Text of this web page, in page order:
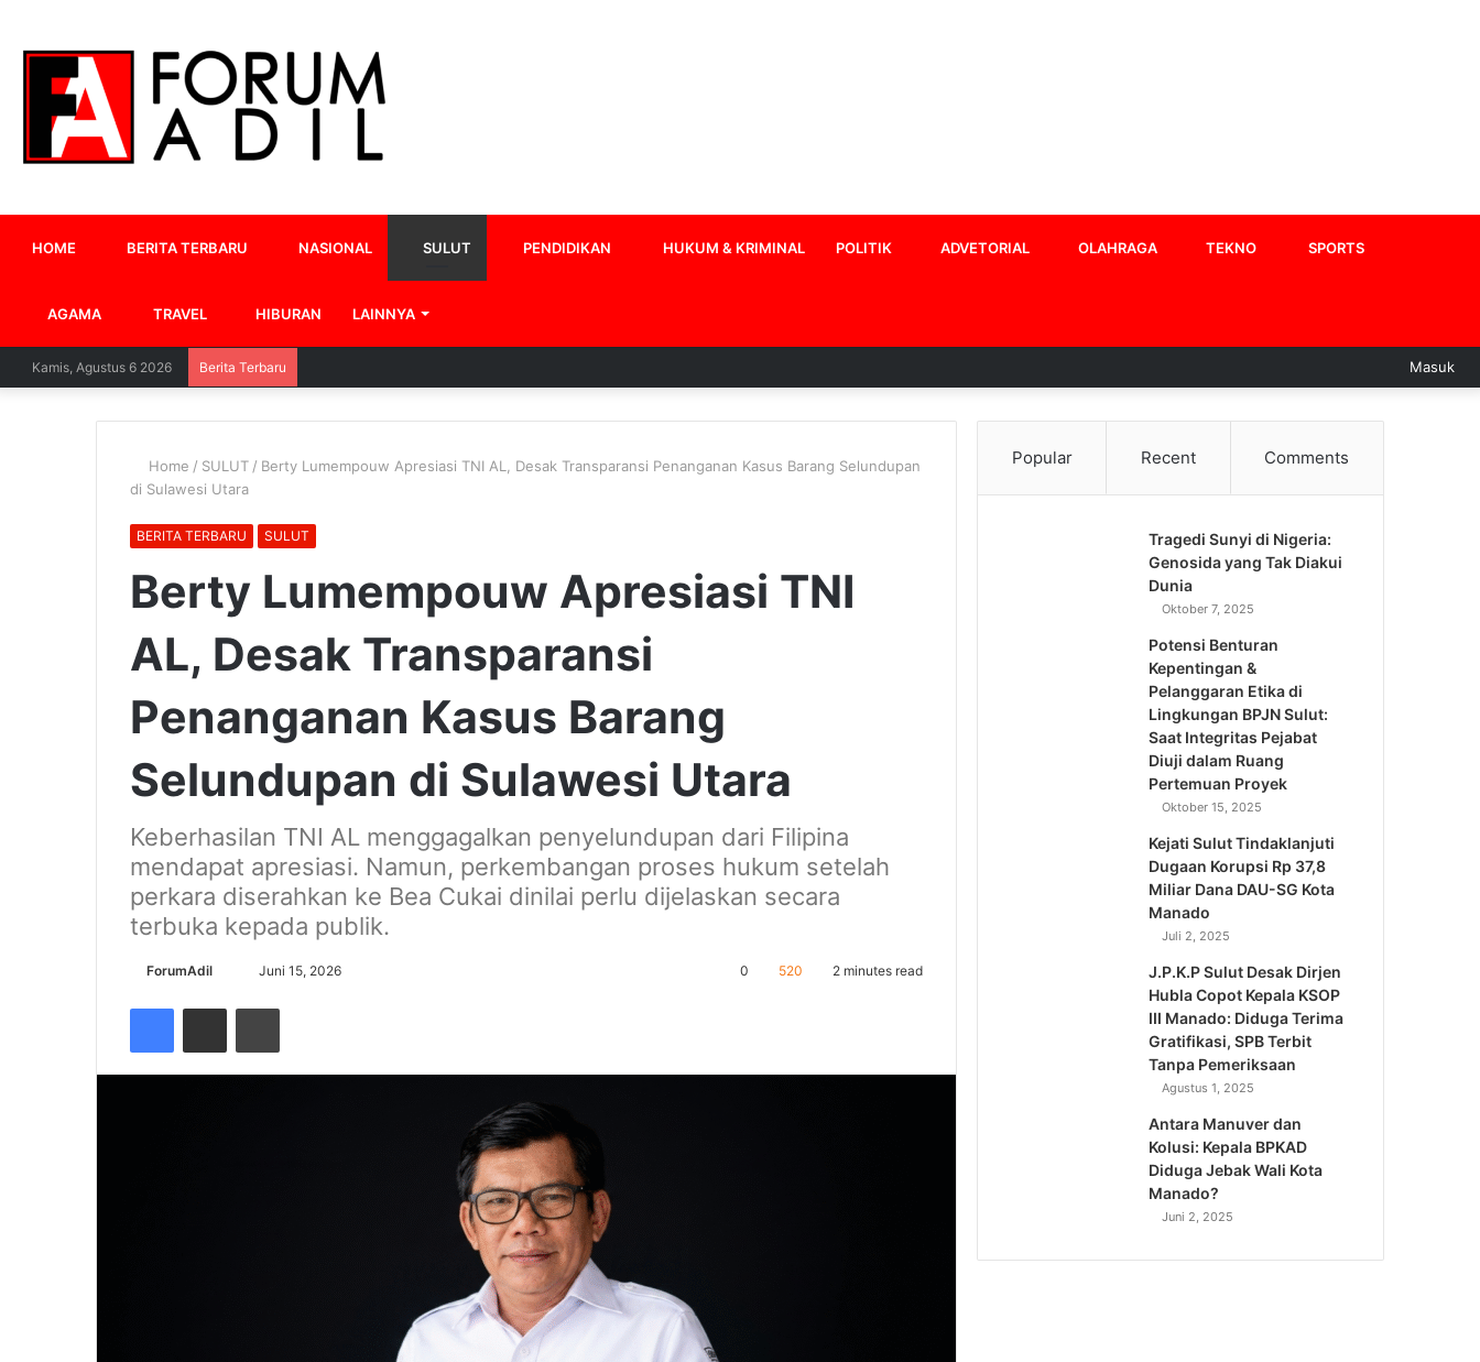
HOME BERITA TERBARU NASIONAL SULUT PENDIDIKAN HUKUM & KRIMINAL POLITIK ADVETORIAL OLAHRAGA TEKNO SPORTS
AGAMA TRAVEL HIBURAN LAINNYA
Kamis, Agustus 6 2026 Berita Terbaru Masuk
Home / SULUT / Berty Lumempouw Apresiasi TNI AL, Desak Transparansi Penanganan Kasus Barang Selundupan
di Sulawesi Utara
BERITA TERBARU SULUT
Berty Lumempouw Apresiasi TNI
AL, Desak Transparansi
Penanganan Kasus Barang
Selundupan di Sulawesi Utara
Keberhasilan TNI AL menggagalkan penyelundupan dari Filipina
mendapat apresiasi. Namun, perkembangan proses hukum setelah
perkara diserahkan ke Bea Cukai dinilai perlu dijelaskan secara
terbuka kepada publik.
ForumAdil Juni 15, 2026 0 520 2 minutes read
FacebookShare via Email Cetak
Popular Recent Comments
Tragedi Sunyi di Nigeria:
Genosida yang Tak Diakui
Dunia
Oktober 7, 2025
Potensi Benturan
Kepentingan &
Pelanggaran Etika di
Lingkungan BPJN Sulut:
Saat Integritas Pejabat
Diuji dalam Ruang
Pertemuan Proyek
Oktober 15, 2025
Kejati Sulut Tindaklanjuti
Dugaan Korupsi Rp 37,8
Miliar Dana DAU-SG Kota
Manado
Juli 2, 2025
J.P.K.P Sulut Desak Dirjen
Hubla Copot Kepala KSOP
III Manado: Diduga Terima
Gratifikasi, SPB Terbit
Tanpa Pemeriksaan
Agustus 1, 2025
Antara Manuver dan
Kolusi: Kepala BPKAD
Diduga Jebak Wali Kota
Manado?
Juni 2, 2025